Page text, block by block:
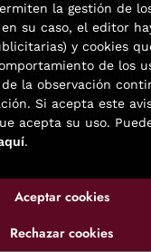
Esta actividad ha
la modernización de
la Comunidad de
correspondiente al
. Todos los
la gestión de
su caso, el editor
y cookies
de los
la observación
Si acepta este
acepta su uso.
.
Rechazar cookies
Aceptar cookies